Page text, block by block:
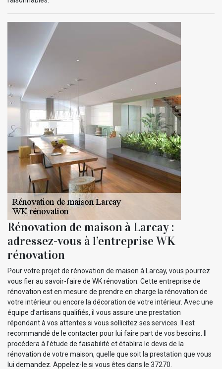
Rénovation de maison à Larcay :
adressez-vous à l’entreprise WK
rénovation
Pour votre projet de rénovation de maison à Larcay, vous pourrez
vous fier au savoir-faire de WK rénovation. Cette entreprise de
rénovation est en mesure de prendre en charge la rénovation de
votre intérieur ou encore la décoration de votre intérieur. Avec une
équipe d’artisans qualifiés, il vous assure une prestation
répondant à vos attentes si vous sollicitez ses services. Il est
recommandé de le contacter pour lui faire part de vos besoins. Il
procédera à l’étude de faisabilité et établira le devis de la
rénovation de votre maison, quelle que soit la prestation que vous
lui demandez. Appelez-le si vous êtes dans le 37270.